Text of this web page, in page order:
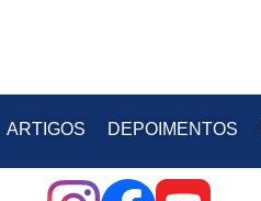
ARTIGOS DEPOIMENTOS